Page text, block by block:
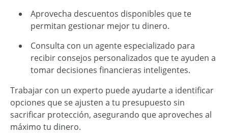
Aprovecha descuentos disponibles que te
permitan gestionar mejor tu dinero.
Consulta con un agente especializado para
recibir consejos personalizados que te ayuden a
tomar decisiones financieras inteligentes.
Trabajar con un experto puede ayudarte a identificar
opciones que se ajusten a tu presupuesto sin
sacrificar protección, asegurando que aproveches al
máximo tu dinero.